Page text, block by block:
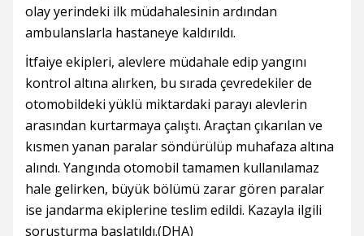
olay yerindeki ilk müdahalesinin ardından
ambulanslarla hastaneye kaldırıldı.
İtfaiye ekipleri, alevlere müdahale edip yangını
kontrol altına alırken, bu sırada çevredekiler de
otomobildeki yüklü miktardaki parayı alevlerin
arasından kurtarmaya çalıştı. Araçtan çıkarılan ve
kısmen yanan paralar söndürülüp muhafaza altına
alındı. Yangında otomobil tamamen kullanılamaz
hale gelirken, büyük bölümü zarar gören paralar
ise jandarma ekiplerine teslim edildi. Kazayla ilgili
soruşturma başlatıldı.(DHA)